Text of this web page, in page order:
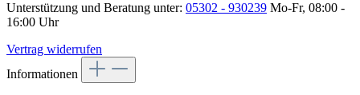
Unterstützung und Beratung unter: 05302 - 930239 Mo-Fr, 08:00 -
16:00 Uhr
Vertrag widerrufen
Informationen